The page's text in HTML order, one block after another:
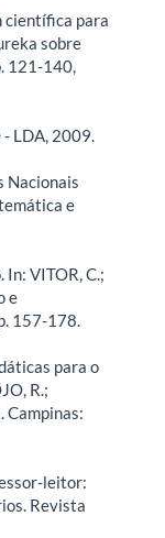
científica para
sobre
121-140,
LDA, 2009.
Nacionais
e
VITOR, C.;
e
157-178.
para o
R.;
Campinas:
leitor:
Revista